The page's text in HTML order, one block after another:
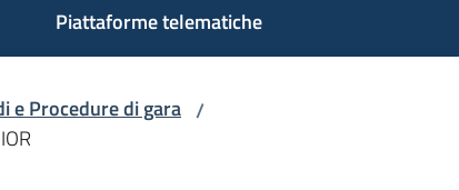
Piattaforme telematiche
e Procedure di gara /